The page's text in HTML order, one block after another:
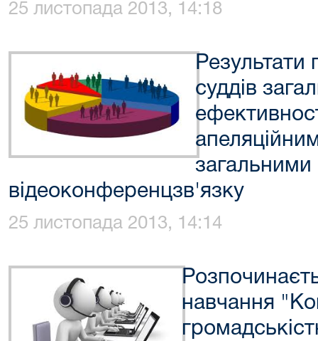
25 листопада 2013, 14:18
суддів
загальними
відеоконференцзв'язку
25 листопада 2013, 14:14
навчання